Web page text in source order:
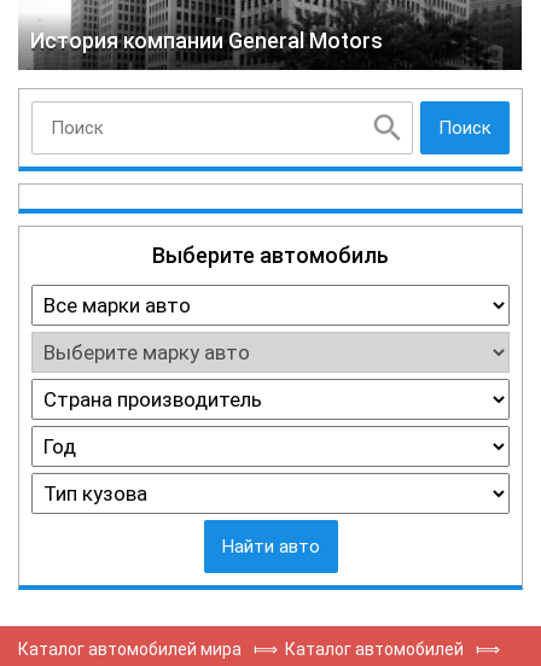
История компании General Motors
Поиск
Выберите автомобиль
Найти авто
Каталог автомобилей мира ⟾ Каталог автомобилей ⟾